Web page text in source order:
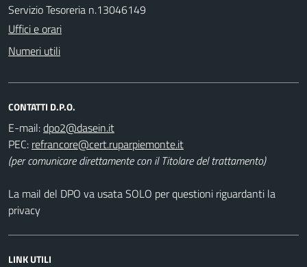
Servizio Tesoreria n.13046149
Uffici e orari
Numeri utili
CONTATTI D.P.O.
E-mail:
PEC:
(per comunicare direttamente con il Titolare del trattamento)
La mail del DPO va usata SOLO per questioni riguardanti la
privacy
LINK UTILI